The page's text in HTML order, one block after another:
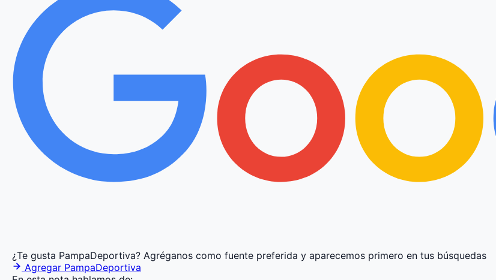
¿Te gusta PampaDeportiva? Agréganos como fuente preferida y aparecemos primero en tus búsquedas
Agregar PampaDeportiva